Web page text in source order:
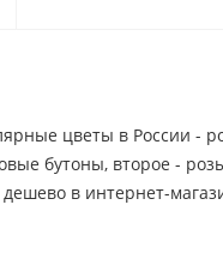
цветы в России -
бутоны, второе -
в интернет-